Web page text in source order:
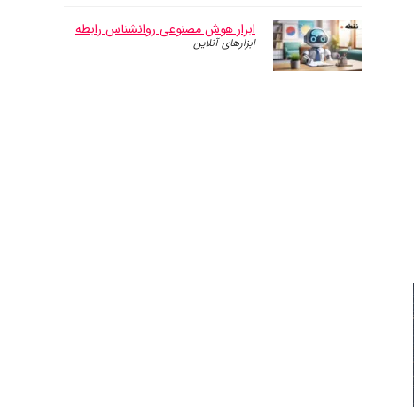
ابزار هوش مصنوعی روانشناس رابطه
ابزارهای آنلاین